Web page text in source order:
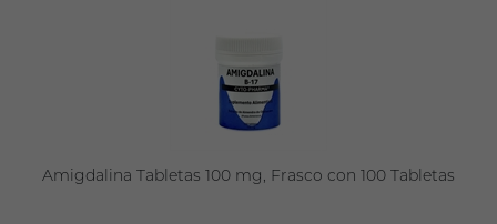
Amigdalina Tabletas 100 mg, Frasco con 100 Tabletas